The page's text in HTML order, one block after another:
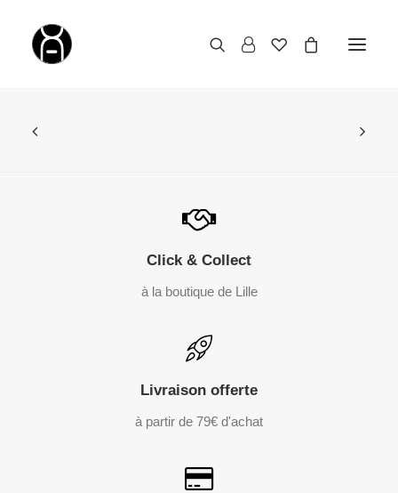
Click & Collect
à la boutique de Lille
Livraison offerte
à partir de 79€ d'achat